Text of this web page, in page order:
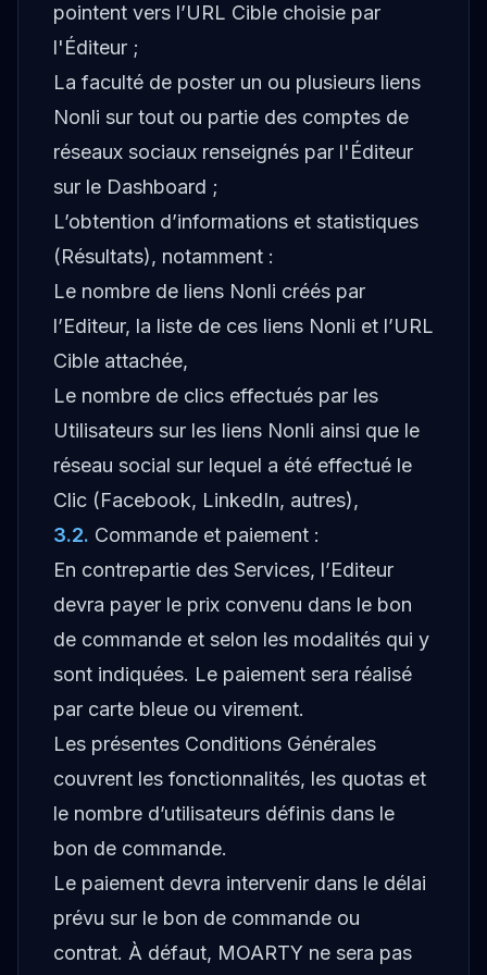
pointent vers l’URL Cible choisie par
l'Éditeur ;
La faculté de poster un ou plusieurs liens
Nonli sur tout ou partie des comptes de
réseaux sociaux renseignés par l'Éditeur
sur le Dashboard ;
L’obtention d’informations et statistiques
(Résultats), notamment :
Le nombre de liens Nonli créés par
l’Editeur, la liste de ces liens Nonli et l’URL
Cible attachée,
Le nombre de clics effectués par les
Utilisateurs sur les liens Nonli ainsi que le
réseau social sur lequel a été effectué le
Clic (Facebook, LinkedIn, autres),
3.2. Commande et paiement :
En contrepartie des Services, l’Editeur
devra payer le prix convenu dans le bon
de commande et selon les modalités qui y
sont indiquées. Le paiement sera réalisé
par carte bleue ou virement.
Les présentes Conditions Générales
couvrent les fonctionnalités, les quotas et
le nombre d’utilisateurs définis dans le
bon de commande.
Le paiement devra intervenir dans le délai
prévu sur le bon de commande ou
contrat. À défaut, MOARTY ne sera pas